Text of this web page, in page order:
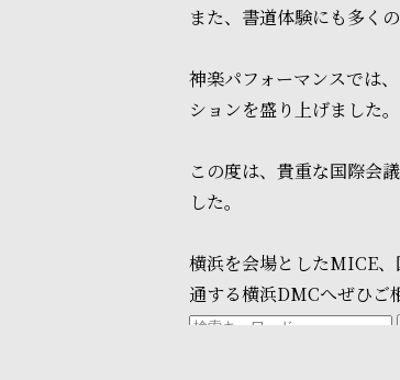
また、書道体験にも多く
神楽パフォーマンスでは
ションを盛り上げました。
この度は、貴重な国際会
した。
横浜を会場としたMICE
通する横浜DMCへぜひご